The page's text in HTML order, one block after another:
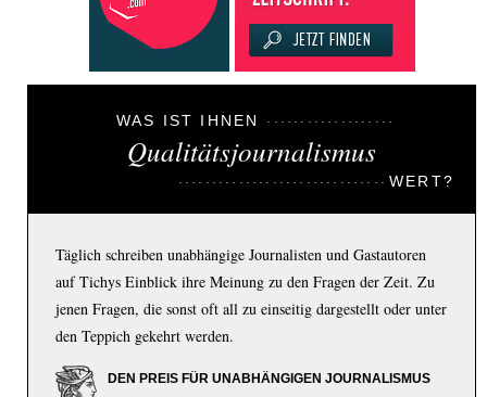
WAS IST IHNEN
Qualitätsjournalismus
WERT?
Täglich schreiben unabhängige Journalisten und Gastautoren
auf Tichys Einblick ihre Meinung zu den Fragen der Zeit. Zu
jenen Fragen, die sonst oft all zu einseitig dargestellt oder unter
den Teppich gekehrt werden.
DEN PREIS FÜR UNABHÄNGIGEN JOURNALISMUS